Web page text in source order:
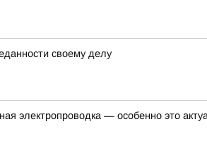
своему делу
электропроводка — особенно это